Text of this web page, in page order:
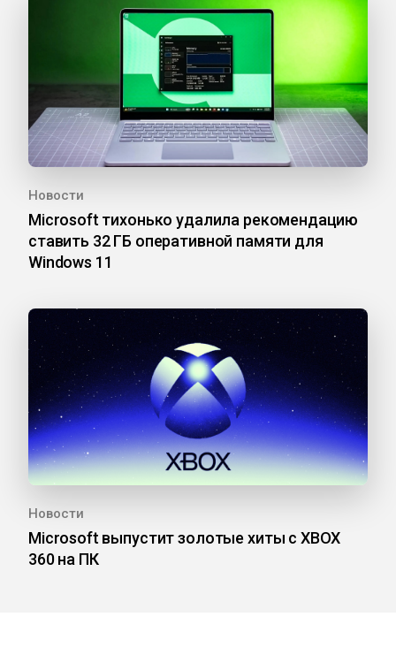
Новости
Microsoft тихонько удалила рекомендацию
ставить 32 ГБ оперативной памяти для
Windows 11
Новости
Microsoft выпустит золотые хиты с XBOX
360 на ПК